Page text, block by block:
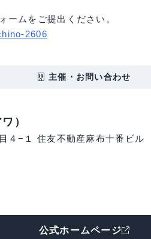
ームをご提出ください。
2606
主催・お問い合わせ
）
４−１ 住友不動産麻布十番ビル
公式ホームページ